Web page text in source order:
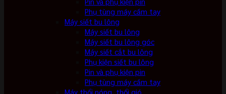
Phụ tùng máy cầm tay
Máy siết bu lông
Máy siết bu lông
Máy siết bu lông góc
Máy siết cắt bu lông
Phụ kiện siết bu lông
Pin và phụ kiện pin
Phụ tùng máy cầm tay